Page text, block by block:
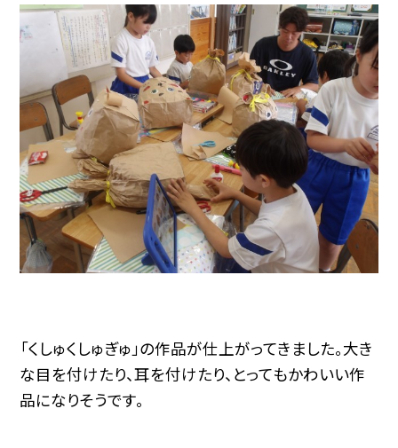
「くしゅくしゅぎゅ」の作品が仕上がってきました。大き
な目を付けたり、耳を付けたり、とってもかわいい作
品になりそうです。